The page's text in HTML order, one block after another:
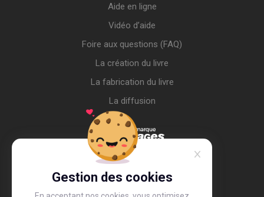
Gestion des cookies
Aide en ligne
Vidéo d’aide
Foire aux questions (FAQ)
La création du livre
La fabrication du livre
La diffusion